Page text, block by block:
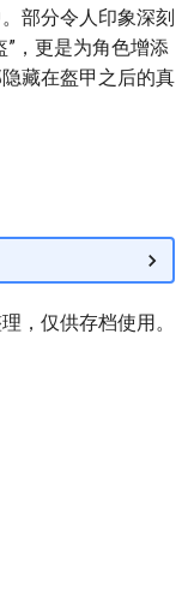
部分令人印象深刻
”，更是为角色增添
藏在盔甲之后的真
，仅供存档使用。